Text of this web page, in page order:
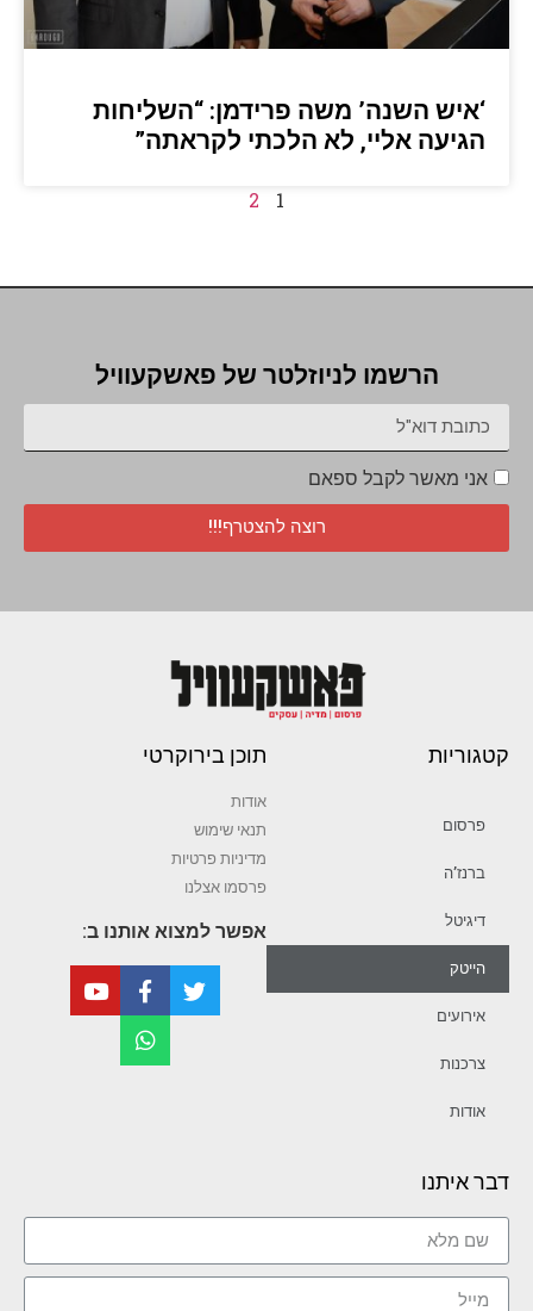
‘איש השנה’ משה פרידמן: “השליחות
הגיעה אליי, לא הלכתי לקראתה”
1
2
הרשמו לניוזלטר של פאשקעוויל
אני מאשר לקבל ספאם
רוצה להצטרף!!!
קטגוריות
פרסום
ברנז’ה
דיגיטל
הייטק
אירועים
צרכנות
אודות
תוכן בירוקרטי
אודות
תנאי שימוש
מדיניות פרטיות
פרסמו אצלנו
אפשר למצוא אותנו ב:
דבר איתנו